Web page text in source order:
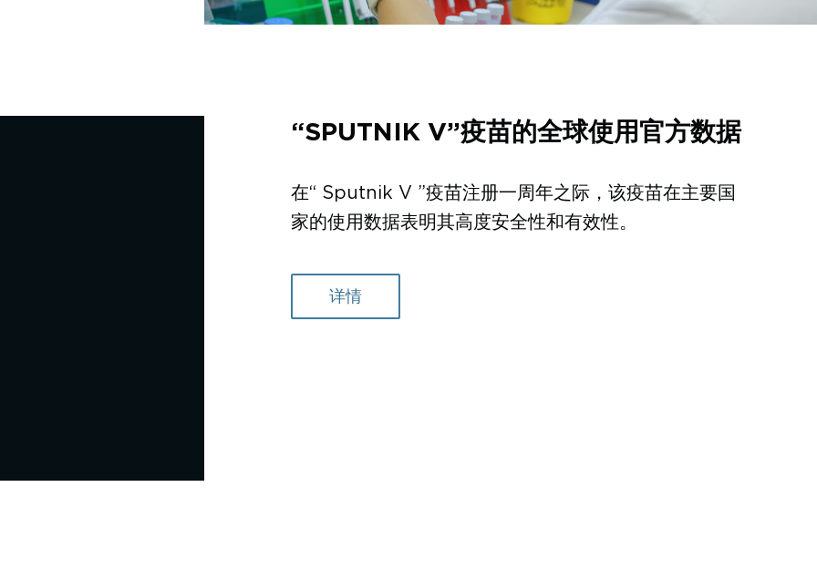
“SPUTNIK V”疫苗的全球使用官方数据
在“ Sputnik V ”疫苗注册一周年之际，该疫苗在主要国
家的使用数据表明其高度安全性和有效性。
详情